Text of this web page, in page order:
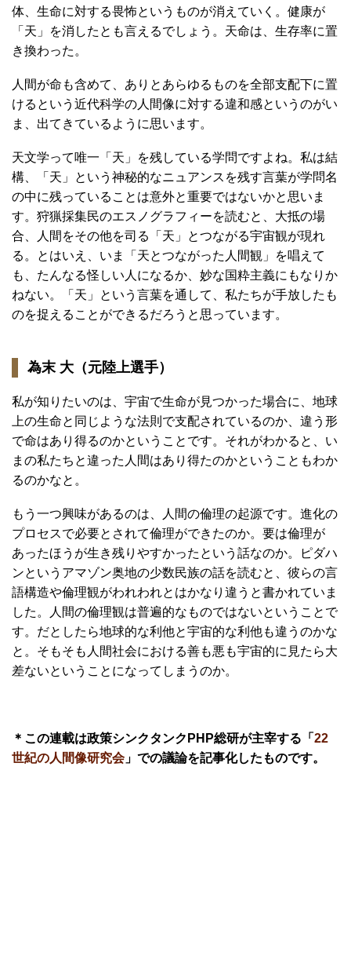
体、生命に対する畏怖というものが消えていく。健康が
「天」を消したとも言えるでしょう。天命は、生存率に置
き換わった。
人間が命も含めて、ありとあらゆるものを全部支配下に置
けるという近代科学の人間像に対する違和感というのがい
ま、出てきているように思います。
天文学って唯一「天」を残している学問ですよね。私は結
構、「天」という神秘的なニュアンスを残す言葉が学問名
の中に残っていることは意外と重要ではないかと思いま
す。狩猟採集民のエスノグラフィーを読むと、大抵の場
合、人間をその他を司る「天」とつながる宇宙観が現れ
る。とはいえ、いま「天とつながった人間観」を唱えて
も、たんなる怪しい人になるか、妙な国粋主義にもなりか
ねない。「天」という言葉を通して、私たちが手放したも
のを捉えることができるだろうと思っています。
為末 大（元陸上選手）
私が知りたいのは、宇宙で生命が見つかった場合に、地球
上の生命と同じような法則で支配されているのか、違う形
で命はあり得るのかということです。それがわかると、い
まの私たちと違った人間はあり得たのかということもわか
るのかなと。
もう一つ興味があるのは、人間の倫理の起源です。進化の
プロセスで必要とされて倫理ができたのか。要は倫理が
あったほうが生き残りやすかったという話なのか。ピダハ
ンというアマゾン奥地の少数民族の話を読むと、彼らの言
語構造や倫理観がわれわれとはかなり違うと書かれていま
した。人間の倫理観は普遍的なものではないということで
す。だとしたら地球的な利他と宇宙的な利他も違うのかな
と。そもそも人間社会における善も悪も宇宙的に見たら大
差ないということになってしまうのか。
＊この連載は政策シンクタンクPHP総研が主宰する「 22
世紀の人間像研究会」での議論を記事化したものです。